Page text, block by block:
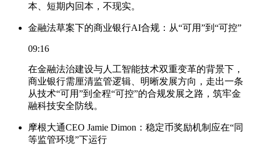
本、短期内回本，不现实。
金融法草案下的商业银行AI合规：从“可用”到“可控”
09:16
在金融法治建设与人工智能技术双重变革的背景下，
商业银行需厘清监管逻辑、明晰发展方向，走出一条
从技术“可用”到全程“可控”的合规发展之路，筑牢金
融科技安全防线。
摩根大通CEO Jamie Dimon：稳定币奖励机制应在“同
等监管环境”下运行